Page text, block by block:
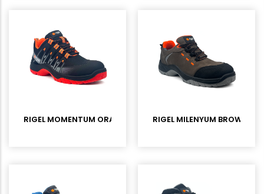
RIGEL MOMENTUM ORANGE S1PL KOMPOZİT BURUNLU SPOR
RIGEL MILENYUM BROWN